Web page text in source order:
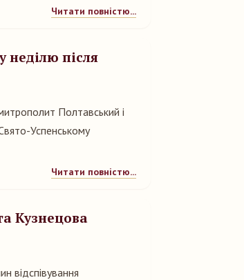
Читати повністю...
неділю після
Полтавський і
Успенському
Читати повністю...
Кузнецова
відспівування